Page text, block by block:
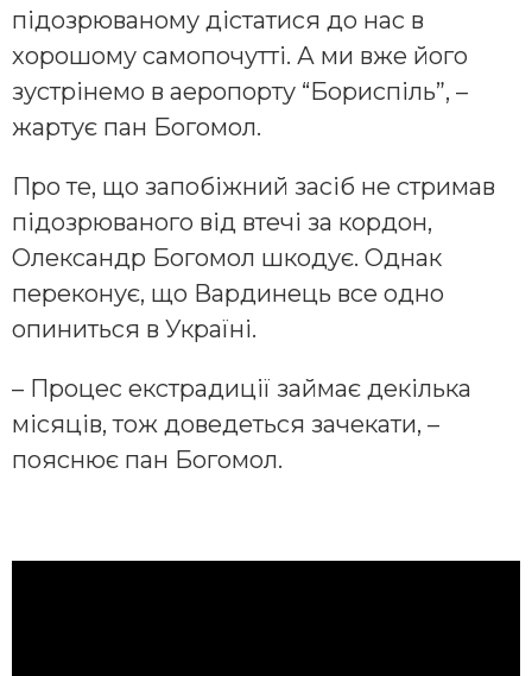
підозрюваному дістатися до нас в
хорошому самопочутті. А ми вже його
зустрінемо в аеропорту “Бориспіль”, –
жартує пан Богомол.
Про те, що запобіжний засіб не стримав
підозрюваного від втечі за кордон,
Олександр Богомол шкодує. Однак
переконує, що Вардинець все одно
опиниться в Україні.
– Процес екстрадиції займає декілька
місяців, тож доведеться зачекати, –
пояснює пан Богомол.